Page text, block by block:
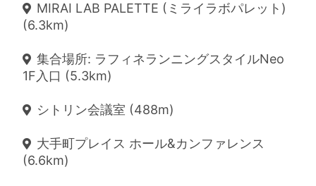
MIRAI LAB PALETTE (ミライラボパレット)
(6.3km)
集合場所: ラフィネランニングスタイルNeo
1F入口 (5.3km)
シトリン会議室 (488m)
大手町プレイス ホール&カンファレンス
(6.6km)